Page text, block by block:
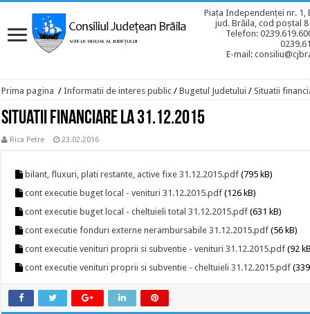
Piața Independenței nr. 1,
jud. Brăila, cod poștal
Telefon:
E-mail:
Prima pagina / Informatii de interes public / Bugetul Judetului / Situatii
Situatii financiare la 31.12.2015
Rica Petre 23.02.2016
bilant, fluxuri, plati restante, active fixe 31.12.2015.pdf (795 kB)
cont executie buget local - venituri 31.12.2015.pdf (126 kB)
cont executie buget local - cheltuieli total 31.12.2015.pdf (631 kB)
cont executie fonduri externe nerambursabile 31.12.2015.pdf (56 kB)
cont executie venituri proprii si subventie - venituri 31.12.2015.pdf (92
cont executie venituri proprii si subventie - cheltuieli 31.12.2015.pdf